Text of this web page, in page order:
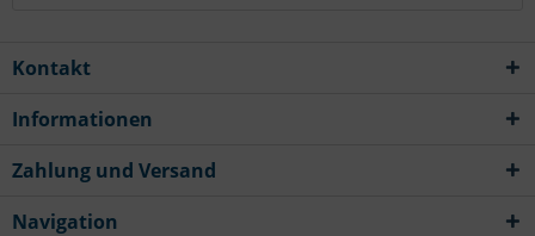
Kontakt
Informationen
Zahlung und Versand
Navigation